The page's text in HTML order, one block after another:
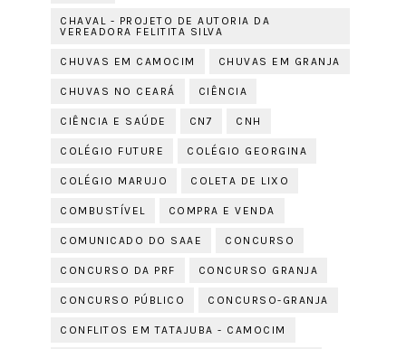
CHAVAL - PROJETO DE AUTORIA DA
VEREADORA FELITITA SILVA
CHUVAS EM CAMOCIM CHUVAS EM GRANJA
CHUVAS NO CEARÁ CIÊNCIA
CIÊNCIA E SAÚDE CN7 CNH
COLÉGIO FUTURE COLÉGIO GEORGINA
COLÉGIO MARUJO COLETA DE LIXO
COMBUSTÍVEL COMPRA E VENDA
COMUNICADO DO SAAE CONCURSO
CONCURSO DA PRF CONCURSO GRANJA
CONCURSO PÚBLICO CONCURSO-GRANJA
CONFLITOS EM TATAJUBA - CAMOCIM